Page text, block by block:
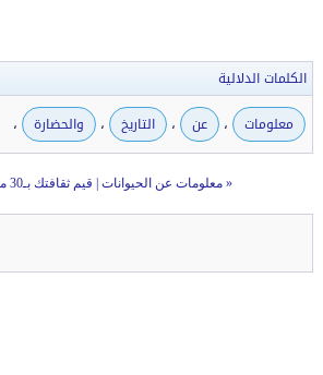
الكلمات الدلالية
معلومات
، عن ، التاريخ ، والحضارة ،
« معلومات عن الحيوانات قيم ثقافتك بـ30 معلومة منوعة